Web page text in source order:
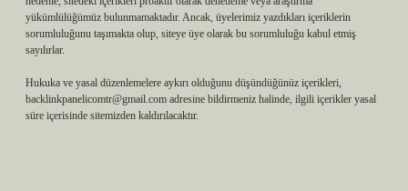
yükümlülüğümüz bulunmamaktadır. Ancak, üyelerimiz yazdıkları içeriklerin
sorumluluğunu taşımakta olup, siteye üye olarak bu sorumluluğu kabul etmiş
sayılırlar.
Hukuka ve yasal düzenlemelere aykırı olduğunu düşündüğünüz içerikleri,
backlinkpanelicomtr@gmail.com adresine bildirmeniz halinde, ilgili içerikler yasal
süre içerisinde sitemizden kaldırılacaktır.